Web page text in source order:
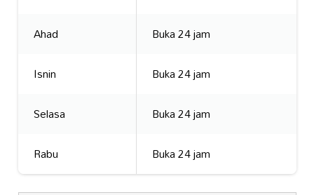
Ahad
Buka 24 jam
Isnin
Buka 24 jam
Selasa
Buka 24 jam
Rabu
Buka 24 jam